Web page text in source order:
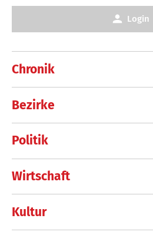
Chronik
Bezirke
Politik
Wirtschaft
Kultur
Login